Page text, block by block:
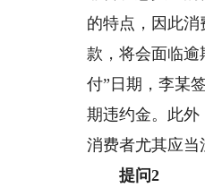
的特点，因此
款，将会面临逾
付”日期，李某
期违约金。此外
消费者尤其应当
提问2